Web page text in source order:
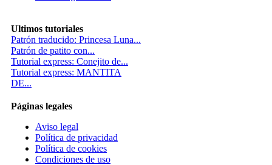
Ultimos tutoriales
Patrón traducido: Princesa Luna...
Patrón de patito con...
Tutorial express: Conejito de...
Tutorial express: MANTITA
DE...
Páginas legales
Aviso legal
Política de privacidad
Política de cookies
Condiciones de uso